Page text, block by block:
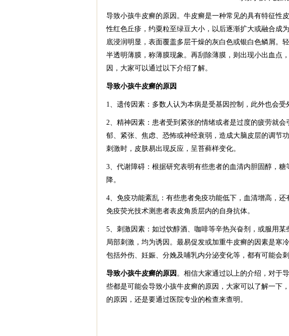
导致小孩牛皮癣的原因。牛皮癣是一种常见的具有特征性
性红色丘疹，约粟粒至绿豆大小，以后逐渐扩大或融合成
底浸润明显，表面覆盖多层干燥的灰白色或银白色鳞屑。
半透明薄膜，称薄膜现象。再刮除薄膜，则出现小出血点
因，大家可以通过以下介绍了解。
导致小孩牛皮癣的原因
1、遗传因素：多数人认为本病是受基因控制，此外也会受
2、精神因素：患者受到紧张的情绪或者是过度的疲劳就
郁、紧张、焦虑、恐怖或神经衰弱，造成大脑皮层的调节
刺激时，皮肤易出现反应，呈苔藓样变化。
3、代谢障碍：根据研究表明有些患者的血清内胆固醇，
降。
4、免疫功能紊乱：有些患者免疫功能低下，血清增高，
免疫荧光技术测患者表皮角质层内的自身抗体。
5、刺激因素：如过饮醇酒、咖啡等辛热兴奋剂，或服用
局部刺激，均为诱因。最易促发或加重牛皮癣的因素是寒
包括外伤、妊娠、分娩及哺乳内分泌变化等，都有可能会
导致小孩牛皮癣的原因 。相信大家通过以上的介绍，对于
些都是可能会导致小孩牛皮癣的原因，大家可以了解一下
的原因，还是要通过医院专业的检查来查明。